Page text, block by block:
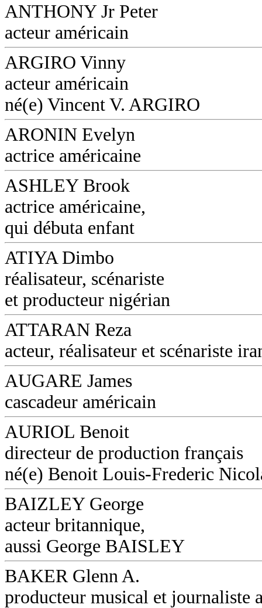
ANTHONY Jr Peter
acteur américain
ARGIRO Vinny
acteur américain
né(e) Vincent V. ARGIRO
ARONIN Evelyn
actrice américaine
ASHLEY Brook
actrice américaine,
qui débuta enfant
ATIYA Dimbo
réalisateur, scénariste
et producteur nigérian
ATTARAN Reza
acteur, réalisateur et scénariste
AUGARE James
cascadeur américain
AURIOL Benoit
directeur de production français
né(e) Benoit Louis-Frederic
BAIZLEY George
acteur britannique,
aussi George BAISLEY
BAKER Glenn A.
producteur musical et journaliste